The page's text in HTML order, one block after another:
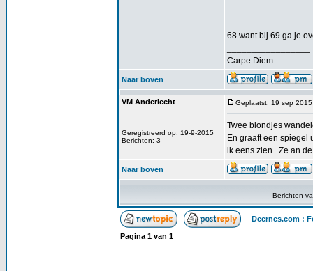
68 want bij 69 ga je
Carpe Diem
Naar boven
VM Anderlecht
Geregistreerd op: 19-9-2015
Berichten: 3
Geplaatst: 19 sep
Twee blondjes
En graaft een spiegel
ik eens zien . Ze an
Naar boven
Berichten
Deernes.com :
Pagina 1 van 1